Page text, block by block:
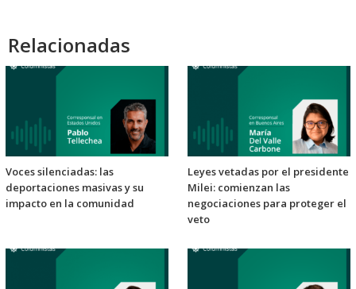
Relacionadas
Voces silenciadas: las
deportaciones masivas y su
impacto en la comunidad
Leyes vetadas por el presidente
Milei: comienzan las
negociaciones para proteger el
veto